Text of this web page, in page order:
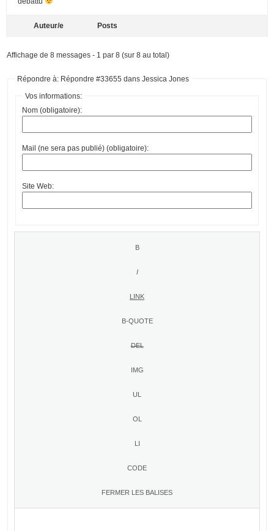
Auteur/e Posts
Affichage de 8 messages - 1 par 8 (sur 8 au total)
Répondre à: Répondre #33655 dans Jessica Jones
Vos informations:
Nom (obligatoire):
Mail (ne sera pas publié) (obligatoire):
Site Web: